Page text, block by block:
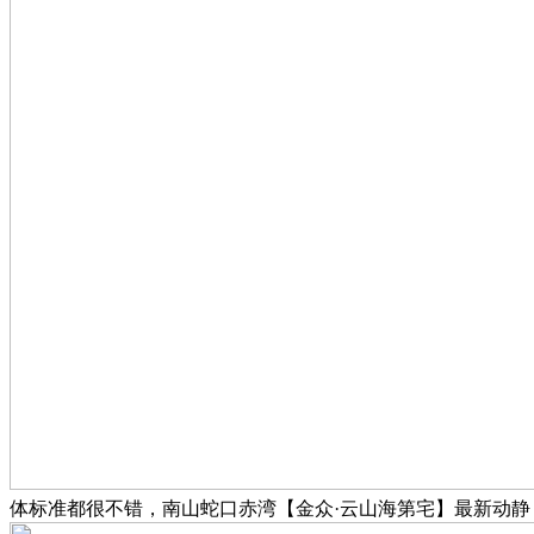
体标准都很不错，南山蛇口赤湾【金众·云山海第宅】最新动